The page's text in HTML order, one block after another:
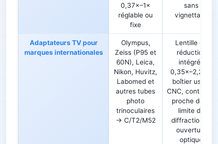
0,37×–1×
réglable ou
fixe
sans
vignettage
Adaptateurs TV pour
marques internationales
Olympus,
Zeiss (P95 et
60N), Leica,
Nikon, Huvitz,
Labomed et
autres tubes
photo
trinoculaires
→ C/T2/M52
Lentille de
réduction
intégrée
0,35×–2,25×,
boîtier usiné
CNC, contraste
proche de la
limite de
diffraction et
ouverture
optique